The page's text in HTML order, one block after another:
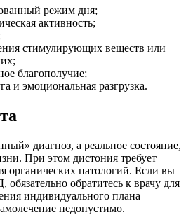
режим дня;
активность;
стимулирующих веществ или
благополучие;
и эмоциональная разгрузка.
диагноз, а реальное состояние,
При этом дистония требует
органических патологий. Если вы
обязательно обратитесь к врачу для
индивидуального плана
недопустимо.